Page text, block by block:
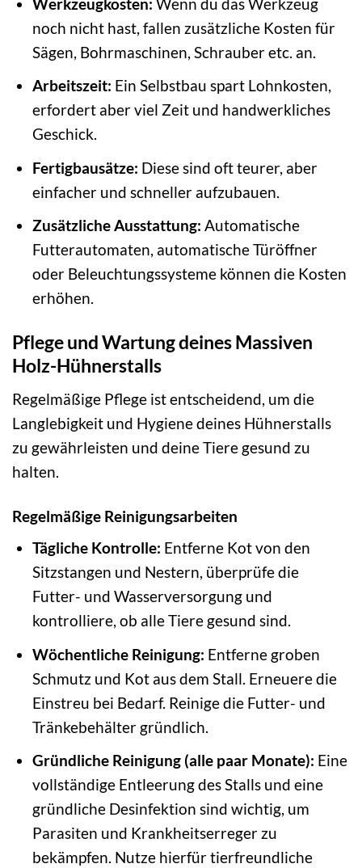
noch nicht hast, fallen zusätzliche Kosten für
Sägen, Bohrmaschinen, Schrauber etc. an.
Arbeitszeit: Ein Selbstbau spart Lohnkosten,
erfordert aber viel Zeit und handwerkliches
Geschick.
Fertigbausätze: Diese sind oft teurer, aber
einfacher und schneller aufzubauen.
Zusätzliche Ausstattung: Automatische
Futterautomaten, automatische Türöffner
oder Beleuchtungssysteme können die Kosten
erhöhen.
Pflege und Wartung deines Massiven
Holz-Hühnerstalls
Regelmäßige Pflege ist entscheidend, um die
Langlebigkeit und Hygiene deines Hühnerstalls
zu gewährleisten und deine Tiere gesund zu
halten.
Regelmäßige Reinigungsarbeiten
Tägliche Kontrolle: Entferne Kot von den
Sitzstangen und Nestern, überprüfe die
Futter- und Wasserversorgung und
kontrolliere, ob alle Tiere gesund sind.
Wöchentliche Reinigung: Entferne groben
Schmutz und Kot aus dem Stall. Erneuere die
Einstreu bei Bedarf. Reinige die Futter- und
Tränkebehälter gründlich.
Gründliche Reinigung (alle paar Monate): Eine
vollständige Entleerung des Stalls und eine
gründliche Desinfektion sind wichtig, um
Parasiten und Krankheitserreger zu
bekämpfen. Nutze hierfür tierfreundliche